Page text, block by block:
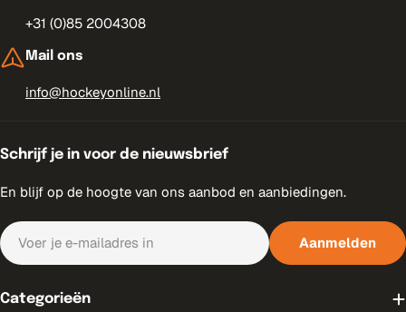
+31 (0)85 2004308
Mail ons
info@hockeyonline.nl
Schrijf je in voor de nieuwsbrief
En blijf op de hoogte van ons aanbod en aanbiedingen.
E-
mail
Aanmelden
Categorieën